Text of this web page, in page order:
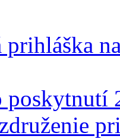
poskytnutí